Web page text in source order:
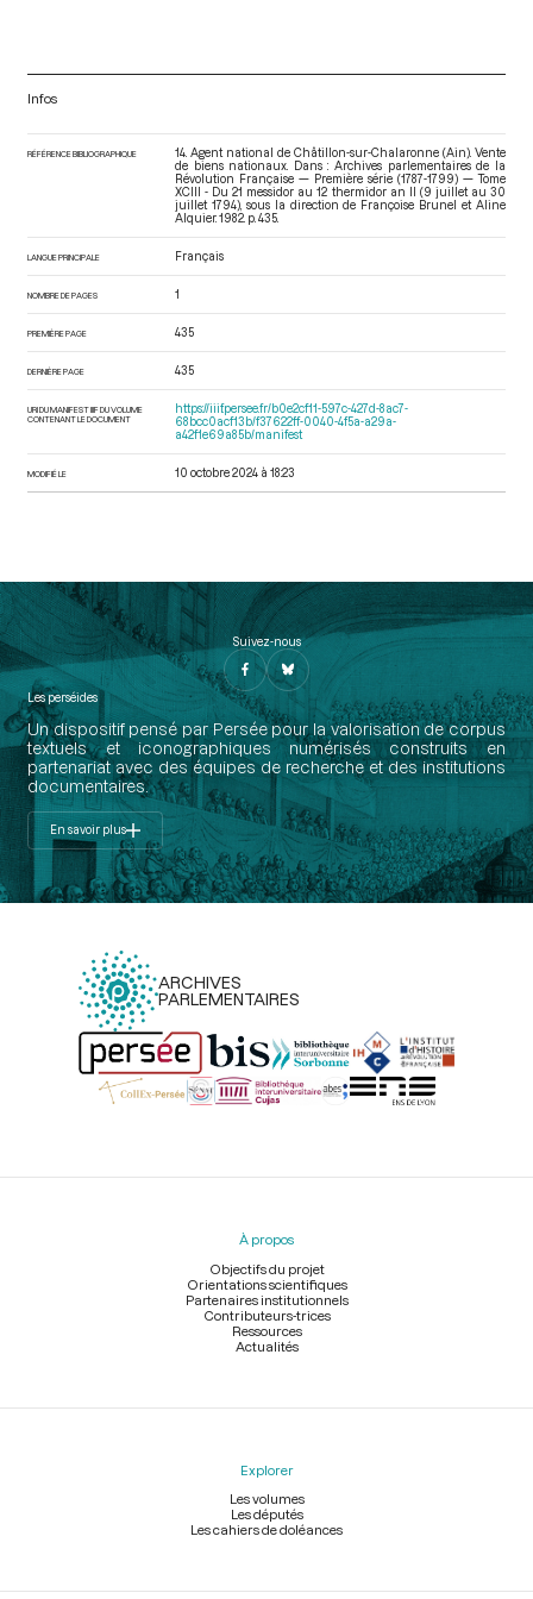
Infos
RÉFÉRENCE BIBLIOGRAPHIQUE
14. Agent national de Châtillon-sur-Chalaronne (Ain). Vente
de biens nationaux. Dans : Archives parlementaires de la
Révolution Française — Première série (1787-1799) — Tome
XCIII - Du 21 messidor au 12 thermidor an II (9 juillet au 30
juillet 1794) , sous la direction de Françoise Brunel et Aline
Alquier. 1982. p. 435.
LANGUE PRINCIPALE Français
NOMBRE DE PAGES 1
PREMIÈRE PAGE 435
DERNIÈRE PAGE 435
URI DU MANIFEST IIIF DU VOLUME
CONTENANT LE DOCUMENT
https://iiif.persee.fr/b0e2cf11-597c-427d-8ac7-
68bcc0acf13b/f37622ff-0040-4f5a-a29a-
a42f1e69a85b/manifest
MODIFIÉ LE 10 octobre 2024 à 18:23
Suivez-nous
Les perséides
Un dispositif pensé par Persée pour la valorisation de corpus
textuels et iconographiques numérisés construits en
partenariat avec des équipes de recherche et des institutions
documentaires.
En savoir plus
ARCHIVES
PARLEMENTAIRES
Menu
À propos
Objectifs du projet
Orientations scientifiques
Partenaires institutionnels
Contributeurs-trices
Ressources
Actualités
Explorer
Les volumes
Les députés
Les cahiers de doléances